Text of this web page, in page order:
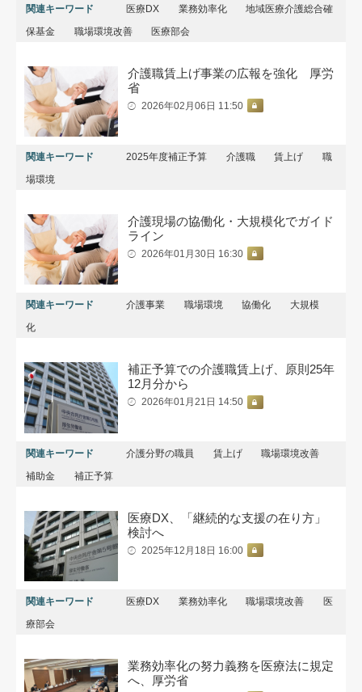
関連キーワード 医療DX 業務効率化
地域医療介護総合確
保基金
職場環境改善 医療部会
介護職賃上げ事業の広報を強化 厚労
省
2026年02月06日 11:50
関連キーワード 2025年度補正予算 介護職 賃上げ
職
場環境
介護現場の協働化・大規模化でガイド
ライン
2026年01月30日 16:30
関連キーワード 介護事業 職場環境 協働化
大規模
化
補正予算での介護職賃上げ、原則25年
12月分から
2026年01月21日 14:50
関連キーワード 介護分野の職員 賃上げ
職場環境改善
補助金
補正予算
医療DX、「継続的な支援の在り方」
検討へ
2025年12月18日 16:00
関連キーワード 医療DX 業務効率化 職場環境改善
医
療部会
業務効率化の努力義務を医療法に規定
へ、厚労省